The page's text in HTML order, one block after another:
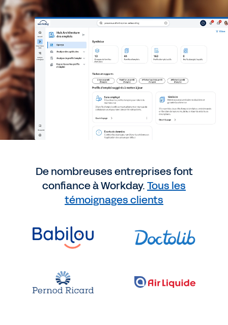
De nombreuses entreprises font
confiance à Workday.Tous les
témoignages clients